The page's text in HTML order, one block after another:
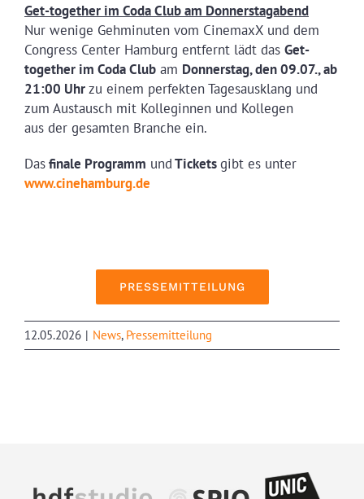
Get-together im Coda Club am Donnerstagabend
Nur wenige Gehminuten vom CinemaxX und dem
Congress Center Hamburg entfernt lädt das Get-
together im Coda Clubam Donnerstag, den 09.07., ab
21:00 Uhrzu einem perfekten Tagesausklang und
zum Austausch mit Kolleginnen und Kollegen
aus der gesamten Branche ein.
Dasfinale Programm undTicketsgibt es unter
www.cinehamburg.de
PRESSEMITTEILUNG
12.05.2026 | News, Pressemitteilung